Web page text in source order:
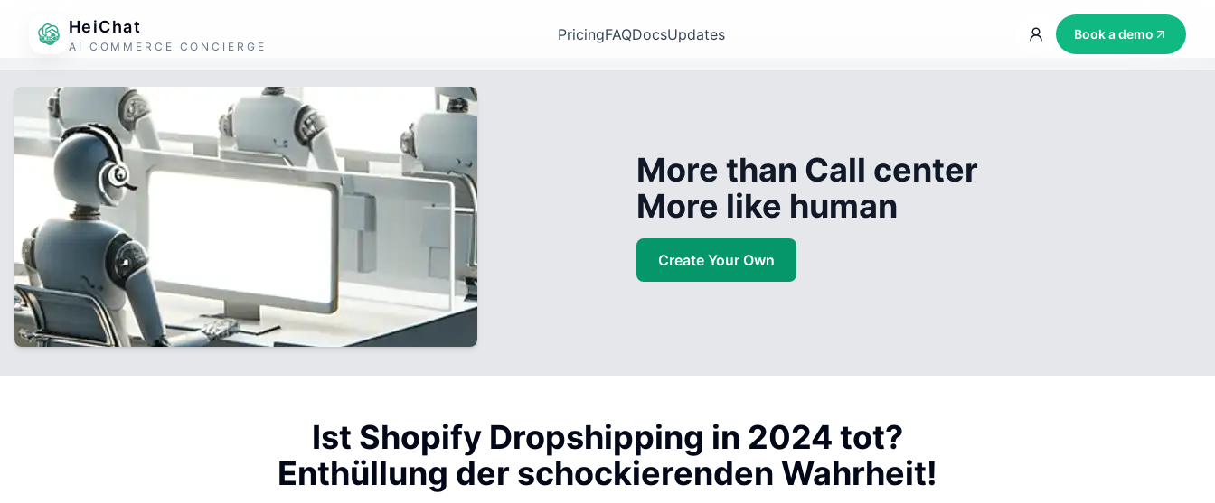
HeiChat
AI COMMERCE CONCIERGE
PricingFAQDocsUpdates Book a demo
More than Call center
More like human
Create Your Own
Ist Shopify Dropshipping in 2024 tot?
Enthüllung der schockierenden Wahrheit!